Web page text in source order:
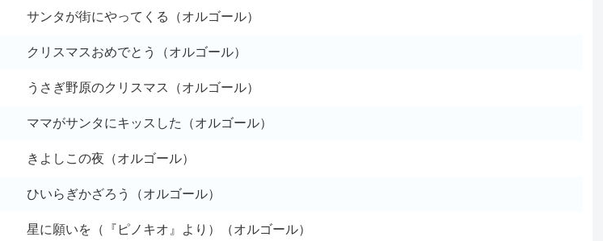
サンタが街にやってくる（オルゴール）
クリスマスおめでとう（オルゴール）
うさぎ野原のクリスマス（オルゴール）
ママがサンタにキッスした（オルゴール）
きよしこの夜（オルゴール）
ひいらぎかざろう（オルゴール）
星に願いを（『ピノキオ』より）（オルゴール）